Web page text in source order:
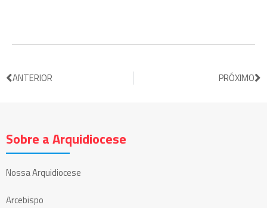
ANTERIOR PRÓXIMO
Sobre a Arquidiocese
Nossa Arquidiocese
Arcebispo